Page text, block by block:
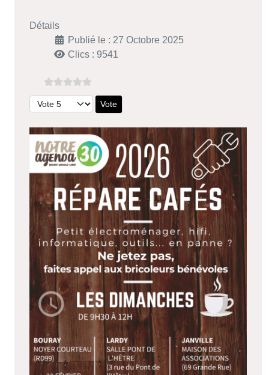
Détails
Publié le : 27 Octobre 2025
Clics : 9541
Veuillez voter